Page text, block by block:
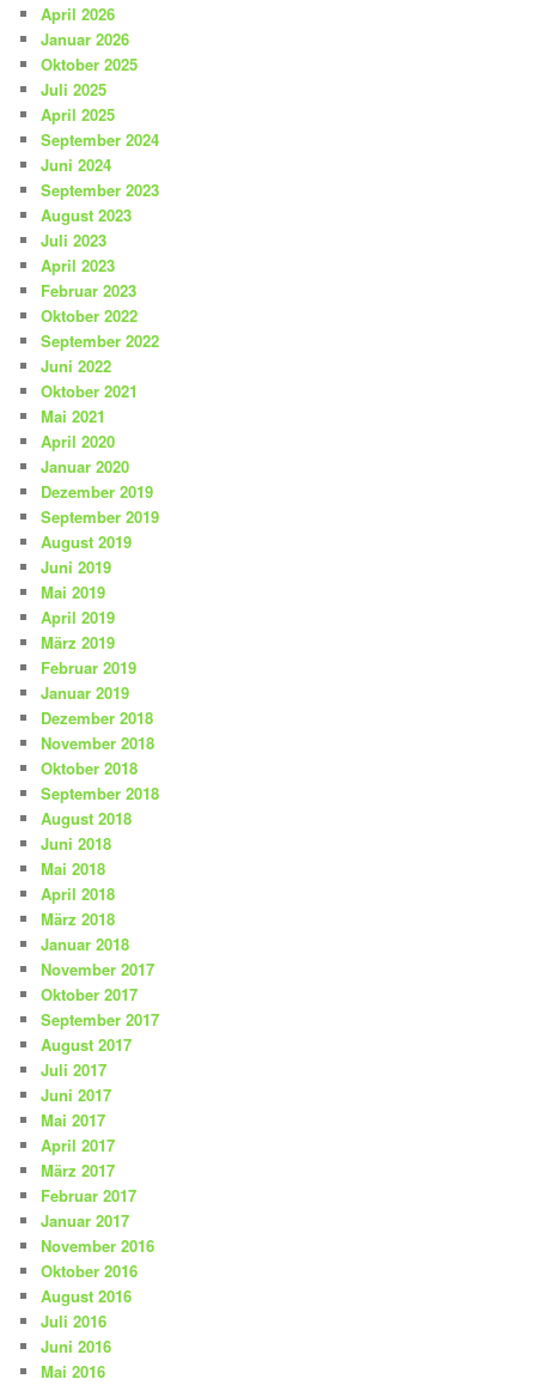
April 2026
Januar 2026
Oktober 2025
Juli 2025
April 2025
September 2024
Juni 2024
September 2023
August 2023
Juli 2023
April 2023
Februar 2023
Oktober 2022
September 2022
Juni 2022
Oktober 2021
Mai 2021
April 2020
Januar 2020
Dezember 2019
September 2019
August 2019
Juni 2019
Mai 2019
April 2019
März 2019
Februar 2019
Januar 2019
Dezember 2018
November 2018
Oktober 2018
September 2018
August 2018
Juni 2018
Mai 2018
April 2018
März 2018
Januar 2018
November 2017
Oktober 2017
September 2017
August 2017
Juli 2017
Juni 2017
Mai 2017
April 2017
März 2017
Februar 2017
Januar 2017
November 2016
Oktober 2016
August 2016
Juli 2016
Juni 2016
Mai 2016